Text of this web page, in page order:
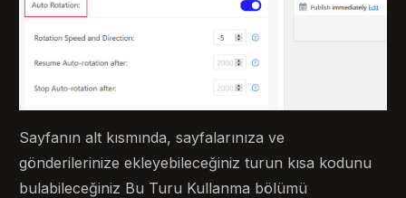
Sayfanın alt kısmında, sayfalarınıza ve
gönderilerinize ekleyebileceğiniz turun kısa kodunu
bulabileceğiniz Bu Turu Kullanma bölümü